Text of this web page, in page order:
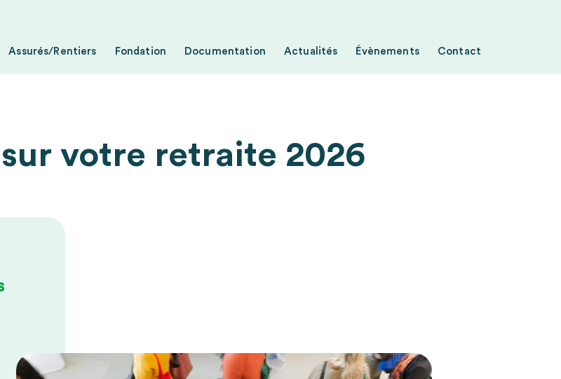
language
Assurés/Rentiers Fondation Documentation Actualités Évènements Contact
votre retraite 2026